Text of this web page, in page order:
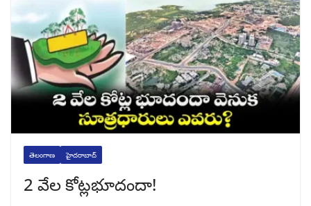
తెలంగాణ హైదరాబాద్
2 వేల కోట్లభూదందా!